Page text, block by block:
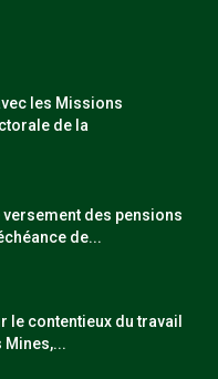
les Missions
de la
versement des pensions
de...
le contentieux du travail
Mines,...